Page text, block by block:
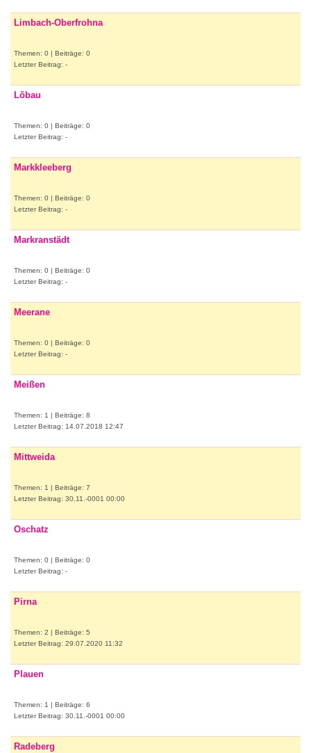
Limbach-Oberfrohna
Themen: 0 | Beiträge: 0
Letzter Beitrag: -
Löbau
Themen: 0 | Beiträge: 0
Letzter Beitrag: -
Markkleeberg
Themen: 0 | Beiträge: 0
Letzter Beitrag: -
Markranstädt
Themen: 0 | Beiträge: 0
Letzter Beitrag: -
Meerane
Themen: 0 | Beiträge: 0
Letzter Beitrag: -
Meißen
Themen: 1 | Beiträge: 8
Letzter Beitrag: 14.07.2018 12:47
Mittweida
Themen: 1 | Beiträge: 7
Letzter Beitrag: 30.11.-0001 00:00
Oschatz
Themen: 0 | Beiträge: 0
Letzter Beitrag: -
Pirna
Themen: 2 | Beiträge: 5
Letzter Beitrag: 29.07.2020 11:32
Plauen
Themen: 1 | Beiträge: 6
Letzter Beitrag: 30.11.-0001 00:00
Radeberg